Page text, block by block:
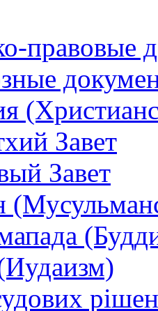
правовые
Завет
Завет